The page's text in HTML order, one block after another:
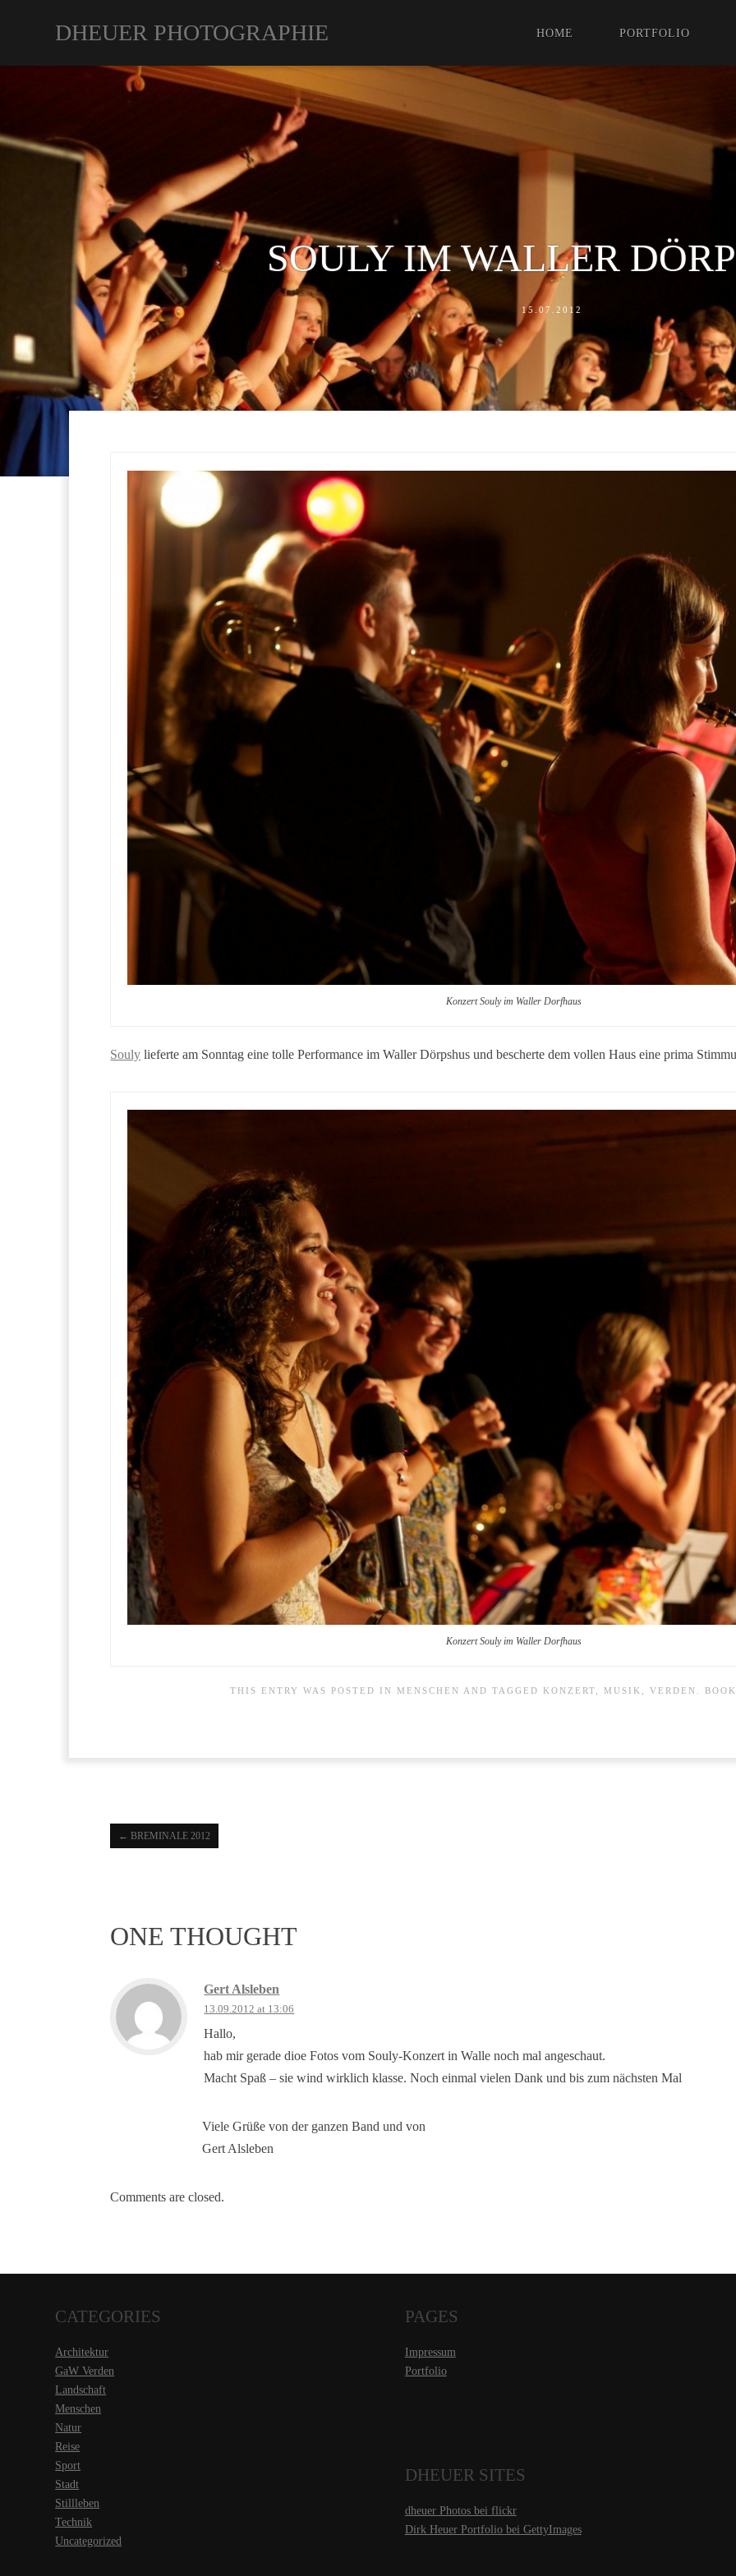
DHEUER PHOTOGRAPHIE HOME PORTFOLIO
SOULY IM WALLER
15.07.2012
Konzert Souly im Waller Dorfhaus
Souly lieferte am Sonntag eine tolle Performance im Waller Dörpshus und bescherte dem vollen Haus eine prima
Konzert Souly im Waller Dorfhaus
THIS ENTRY WAS POSTED IN MENSCHEN AND TAGGED KONZERT MUSIK VERDEN .
← BREMINALE 2012
ONE THOUGHT
Gert Alsleben
13.09.2012 at 13:06
Hallo,
hab mir gerade dioe Fotos vom Souly-Konzert in Walle noch mal angeschaut.
Macht Spaß – sie wind wirklich klasse. Noch einmal vielen Dank und bis zum nächsten Mal
Viele Grüße von der ganzen Band und von
Gert Alsleben
Comments are closed.
CATEGORIES
Architektur
GaW Verden
Landschaft
Menschen
Natur
Reise
Sport
Stadt
Stillleben
Technik
Uncategorized
PAGES
Impressum
Portfolio
DHEUER SITES
dheuer Photos bei flickr
Dirk Heuer Portfolio bei GettyImages